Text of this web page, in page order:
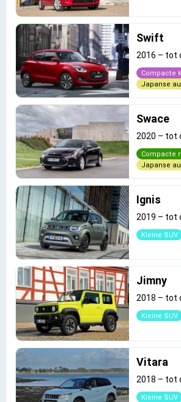
Swift
2016 – tot
Compacte
Japanse
Swace
2020 – tot
Compacte
Japanse
Ignis
2019 – tot
Kleine SUV
Jimny
2018 – tot
Kleine SUV
Vitara
2018 – tot
Kleine SUV